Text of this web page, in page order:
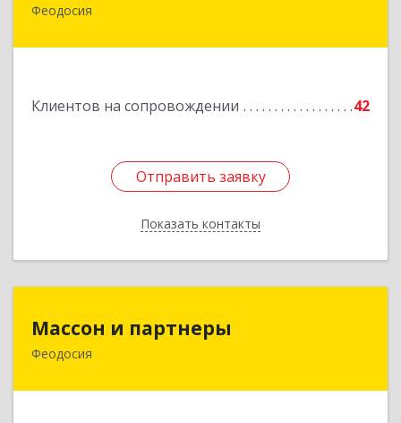
Феодосия
Клиентов на сопровождении 42
Отправить заявку
Показать контакты
Отправить заявку
Назад
Массон и партнеры
Феодосия
298112, Крым Респ, Феодосия г, Крымская ул,